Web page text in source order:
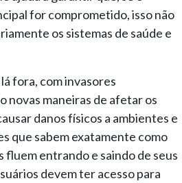
for comprometido, isso não
os sistemas de saúde e
fora, com invasores
novas maneiras de afetar os
danos físicos a ambientes e
que sabem exatamente como
fluem entrando e saindo de seus
devem ter acesso para